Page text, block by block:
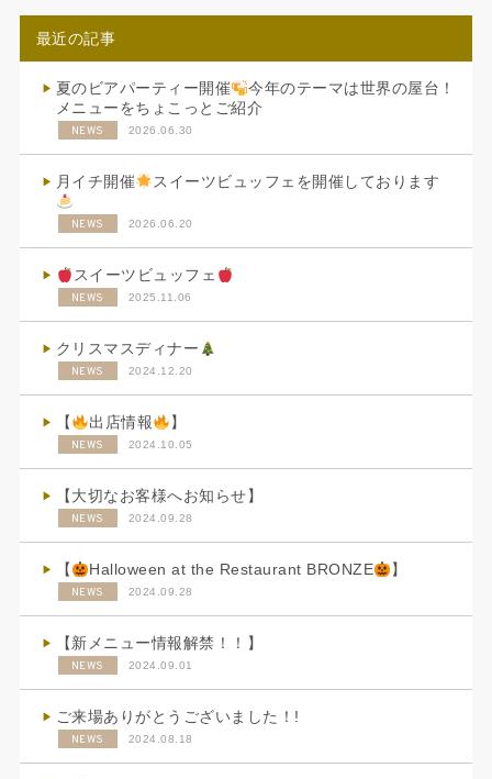
最近の記事
夏のビアパーティー開催
今年のテーマは世界の屋台！
メニューをちょこっとご紹介
NEWS 2026.06.30
月イチ開催 スイーツビュッフェを開催しております
NEWS 2026.06.20
スイーツビュッフェ
NEWS 2025.11.06
クリスマスディナー
NEWS 2024.12.20
【 出店情報 】
NEWS 2024.10.05
【大切なお客様へお知らせ】
NEWS 2024.09.28
【 Halloween at the Restaurant BRONZE 】
NEWS 2024.09.28
【新メニュー情報解禁！！】
NEWS 2024.09.01
ご来場ありがとうございました！!
NEWS 2024.08.18